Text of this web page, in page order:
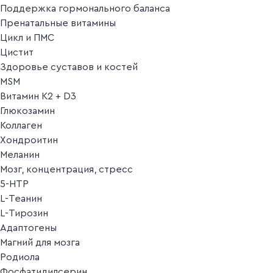
Поддержка гормонального баланса
Пренатальные витамины
Цикл и ПМС
Цистит
Здоровье суставов и костей
MSM
Витамин K2 + D3
Глюкозамин
Коллаген
Хондроитин
Меланин
Мозг, концентрация, стресс
5-HTP
L-Теанин
L-Тирозин
Адаптогены
Магний для мозга
Родиола